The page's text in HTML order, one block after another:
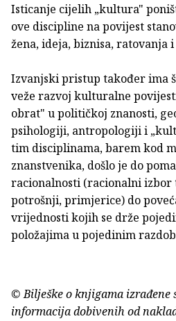
Isticanje cijelih „kultura"
ove discipline na povijest
žena, ideja, biznisa, ratovanja
Izvanjski pristup također ima
veže razvoj kulturalne
obrat" u političkoj znanosti,
psihologiji, antropologiji i
tim disciplinama, barem kod
znanstvenika, došlo je do
racionalnosti (racionalni
potrošnji, primjerice) do
vrijednosti kojih se drže
položajima u pojedinim
© Bilješke o knjigama izrađene
informacija dobivenih od